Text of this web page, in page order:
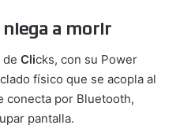
a morir
de Clicks, con su Power
físico que se acopla al
conecta por Bluetooth,
pantalla.